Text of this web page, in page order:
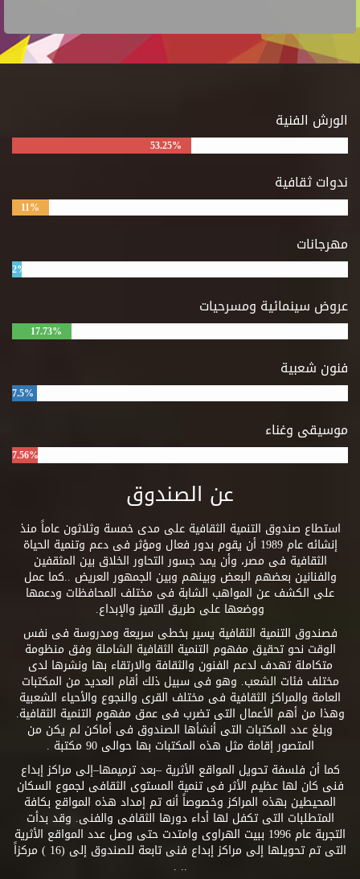
الورش الفنية
53.25%
ندوات ثقافية
11%
مهرجانات
2%
عروض سينمائية ومسرحيات
17.73%
فنون شعبية
7.5%
موسيقى وغناء
7.56%
عن الصندوق
استطاع صندوق التنمية الثقافية على مدى خمسة وثلاثون عاماً منذ
إنشائه عام 1989 أن يقوم بدور فعال ومؤثر فى دعم وتنمية الحياة
الثقافية فى مصر، وأن يمد جسور التحاور الخلاق بين المثقفين
والفنانين بعضهم البعض وبينهم وبين الجمهور العريض ..كما عمل
على الكشف عن المواهب الشابة فى مختلف المحافظات ودعمها
ووضعها على طريق التميز والإبداع.
فصندوق التنمية الثقافية يسير بخطى سريعة ومدروسة فى نفس
الوقت نحو تحقيق مفهوم التنمية الثقافية الشاملة وفق منظومة
متكاملة تهدف لدعم الفنون والثقافة والارتقاء بها ونشرها لدى
مختلف فئات الشعب. وهو فى سبيل ذلك أقام العديد من المكتبات
العامة والمراكز الثقافية فى مختلف القرى والنجوع والأحياء الشعبية
وهذا من أهم الأعمال التى تضرب فى عمق مفهوم التنمية الثقافية.
وبلغ عدد المكتبات التى أنشأها الصندوق فى أماكن لم يكن من
المتصور إقامة مثل هذه المكتبات بها حوالى 90 مكتبة .
كما أن فلسفة تحويل المواقع الأثرية –بعد ترميمها–إلى مراكز إبداع
فنى كان لها عظيم الأثر فى تنمية المستوى الثقافى لجموع السكان
المحيطين بهذه المراكز وخصوصاً أنه تم إمداد هذه المواقع بكافة
المتطلبات التى تكفل لها أداء دورها الثقافى والفنى. وقد بدأت
التجربة عام 1996 ببيت الهراوى وامتدت حتى وصل عدد المواقع الأثرية
التى تم تحويلها إلى مراكز إبداع فنى تابعة للصندوق إلى (16 ) مركزاً
.. .